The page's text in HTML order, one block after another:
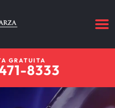
GRATUITA
8333